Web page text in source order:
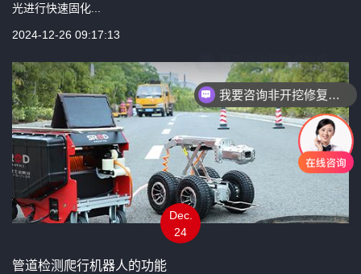
光进行快速固化...
2024-12-26 09:17:13
Dec.
24
管道检测爬行机器人的功能